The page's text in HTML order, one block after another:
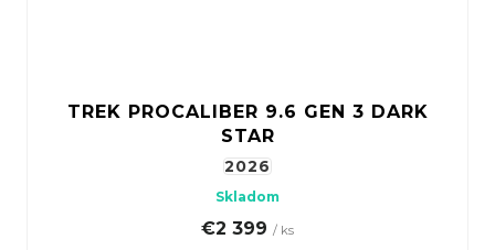
TREK PROCALIBER 9.6 GEN 3 DARK
STAR
2026
Skladom
€2 399 / ks